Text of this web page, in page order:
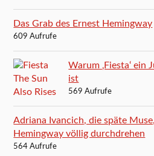
Das Grab des Ernest Hemingway
609 Aufrufe
Warum ‚Fiesta‘
ist
569 Aufrufe
Adriana Ivancich, die späte
Hemingway völlig durchdrehen
564 Aufrufe